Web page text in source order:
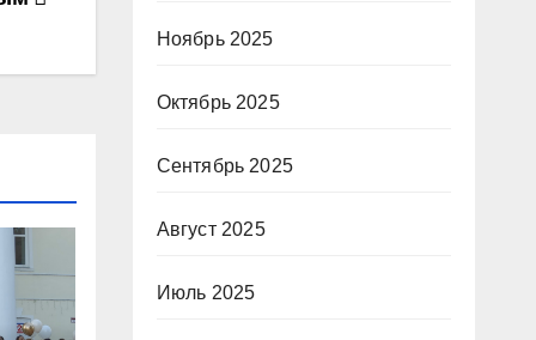
Ноябрь 2025
Октябрь 2025
Сентябрь 2025
Август 2025
Июль 2025